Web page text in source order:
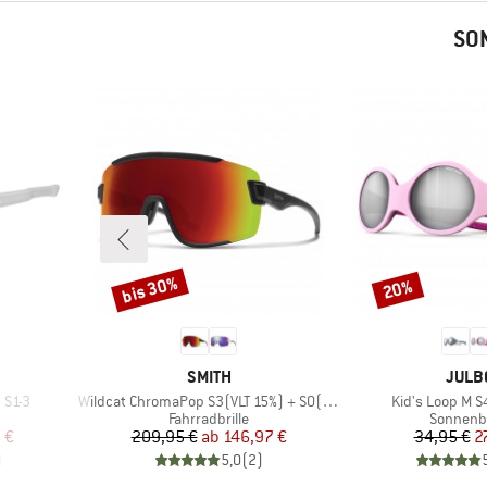
3
Preis
€
MARKE
SMITH
Artikel
Wildcat ChromaPop S3(VLT 15%) + S0(VLT 90%)
Produktgruppe
Fahrradbrille
Preis
209,95 € reduzierter Preis
ab 146,97 €
5,0(2)
Rabatt
bis 30%
Artikel
Kid's Loop M
34,95 €
Rabatt
20%